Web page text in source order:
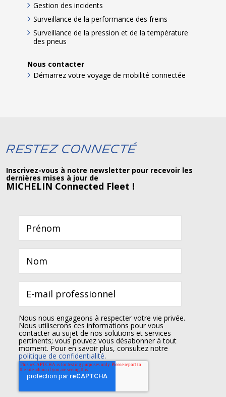
Gestion des incidents
Surveillance de la performance des freins
Surveillance de la pression et de la température
des pneus
Nous contacter
Démarrez votre voyage de mobilité connectée
Restez connecté
Inscrivez-vous à notre newsletter pour recevoir les
dernières mises à jour de
MICHELIN Connected Fleet !
Nous nous engageons à respecter votre vie privée.
Nous utiliserons ces informations pour vous
contacter au sujet de nos solutions et services
pertinents; vous pouvez vous désabonner à tout
moment. Pour en savoir plus, consultez notre
politique de confidentialité.